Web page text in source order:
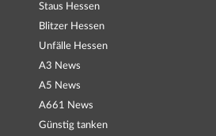
Staus Hessen
Blitzer Hessen
Unfälle Hessen
A3 News
A5 News
A661 News
Günstig tanken